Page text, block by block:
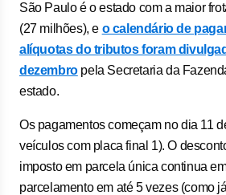
São Paulo é o estado com a maior
(27 milhões), e o calendário de
alíquotas do tributos foram
dezembropela Secretaria da
estado.
Os pagamentos começam no dia 11
veículos com placa final 1). O
imposto em parcela única continua
parcelamento em até 5 vezes (como